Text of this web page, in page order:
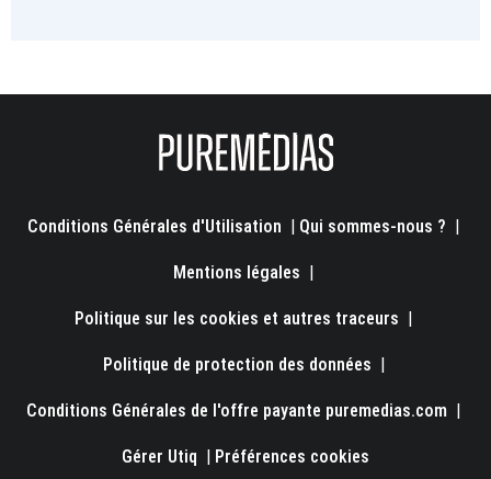
Conditions Générales d'Utilisation | Qui sommes-nous ? |
Mentions légales |
Politique sur les cookies et autres traceurs |
Politique de protection des données |
Conditions Générales de l'offre payante puremedias.com |
Gérer Utiq | Préférences cookies